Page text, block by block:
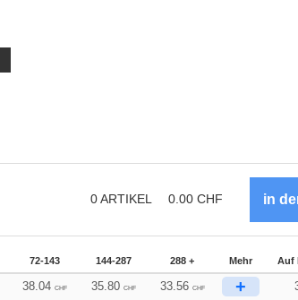
0ARTIKEL 0.00 CHF
72-143 144-287 288 + Mehr Auf
38.04CHF 35.80 CHF 33.56 CHF +